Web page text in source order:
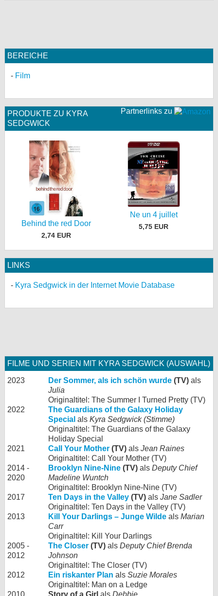
BEREICHE
Film
Partnerlinks zu
PRODUKTE ZU KYRA
SEDGWICK
Behind the red Door
2,74 EUR
Ne un 4 juillet
5,75 EUR
LINKS
Kyra Sedgwick in der Internet Movie Database
FILME UND SERIEN MIT KYRA SEDGWICK (AUSWAHL)
2023 Der Sommer, als ich schön wurde (TV) als
Julia
Originaltitel: The Summer I Turned Pretty (TV)
2022
The Guardians of the Galaxy Holiday
Special als Kyra Sedgwick (Stimme)
Originaltitel: The Guardians of the Galaxy
Holiday Special
2021
Call Your Mother (TV) als Jean Raines
Originaltitel: Call Your Mother (TV)
2014 -
2020
Brooklyn Nine-Nine (TV) als Deputy Chief
Madeline Wuntch
Originaltitel: Brooklyn Nine-Nine (TV)
2017
Ten Days in the Valley (TV) als Jane Sadler
Originaltitel: Ten Days in the Valley (TV)
2013
Kill Your Darlings – Junge Wilde als Marian
Carr
Originaltitel: Kill Your Darlings
2005 -
2012
The Closer (TV) als Deputy Chief Brenda
Johnson
Originaltitel: The Closer (TV)
2012
Ein riskanter Plan als Suzie Morales
Originaltitel: Man on a Ledge
2010
Story of a Girl als Debbie